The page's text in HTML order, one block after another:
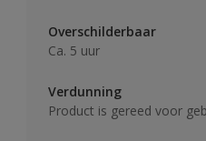
Overschilderbaar
Ca. 5 uur
Verdunning
Product is gereed voor